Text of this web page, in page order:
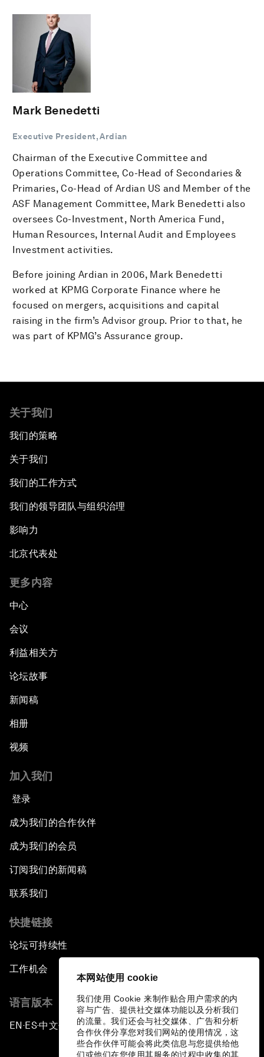
本网站使用 cookie
我们使用 Cookie 来制作贴合用户需求的内
容与广告、提供社交媒体功能以及分析我们
的流量。我们还会与社交媒体、广告和分析
合作伙伴分享您对我们网站的使用情况，这
些合作伙伴可能会将此类信息与您提供给他
们或他们在您使用其服务的过程中收集的其
Mark Benedetti
Executive President, Ardian
Chairman of the Executive Committee and
Operations Committee, Co-Head of Secondaries &
Primaries, Co-Head of Ardian US and Member of the
ASF Management Committee, Mark Benedetti also
oversees Co-Investment, North America Fund,
Human Resources, Internal Audit and Employees
Investment activities.
Before joining Ardian in 2006, Mark Benedetti
worked at KPMG Corporate Finance where he
focused on mergers, acquisitions and capital
raising in the firm’s Advisor group. Prior to that, he
was part of KPMG’s Assurance group.
关于我们
我们的策略
关于我们
我们的工作方式
我们的领导团队与组织治理
影响力
北京代表处
更多内容
中心
会议
利益相关方
论坛故事
新闻稿
相册
视频
加入我们
登录
成为我们的合作伙伴
成为我们的会员
订阅我们的新闻稿
联系我们
快捷链接
论坛可持续性
工作机会
语言版本
EN ▪ES▪中文▪ 日本語